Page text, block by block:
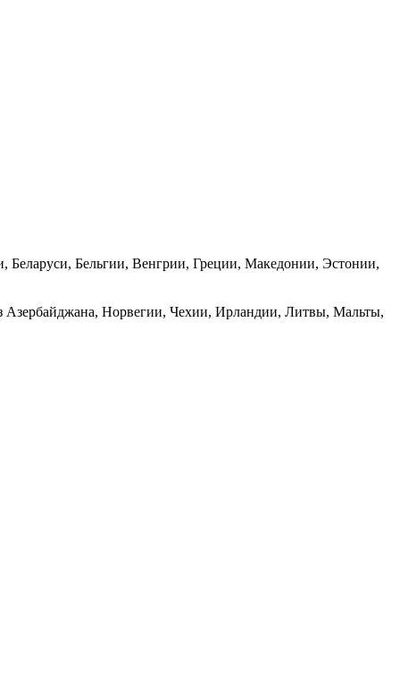
Беларуси, Бельгии, Венгрии, Греции, Македонии, Эстонии,
Азербайджана, Норвегии, Чехии, Ирландии, Литвы, Мальты,